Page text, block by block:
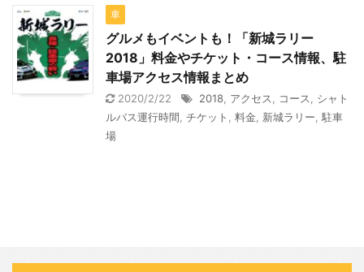
車
グルメもイベントも！「新城ラリー
2018」料金やチケット・コース情報、駐
車場アクセス情報まとめ
2020/2/22 2018 アクセス コース
シャト
ルバス運行時間 チケット 料金 新城ラリー 駐車
場